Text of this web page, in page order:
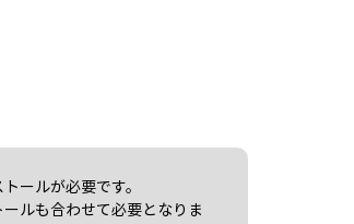
ールが必要です。
ルも合わせて必要となりま